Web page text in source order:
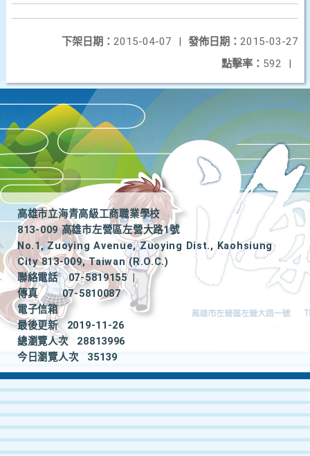
發佈日期： 2015-03-27
下架日期： 2015-04-07
|
點擊率： 592 |
高雄市立海青高級工商職業學校
813-009 高雄市左營區左營大路1號
No.1, Zuoying Avenue, Zuoying Dist., Kaohsiung
City 813-009, Taiwan (R.O.C.)
聯絡電話
07-5819155
|
傳真
07-5810087
電子信箱
最後更新
2019-11-26
總瀏覽人次
28813996
今日瀏覽人次
35139